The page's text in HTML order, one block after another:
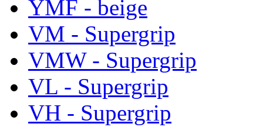
YMF - beige
VM - Supergrip
VMW - Supergrip
VL - Supergrip
VH - Supergrip